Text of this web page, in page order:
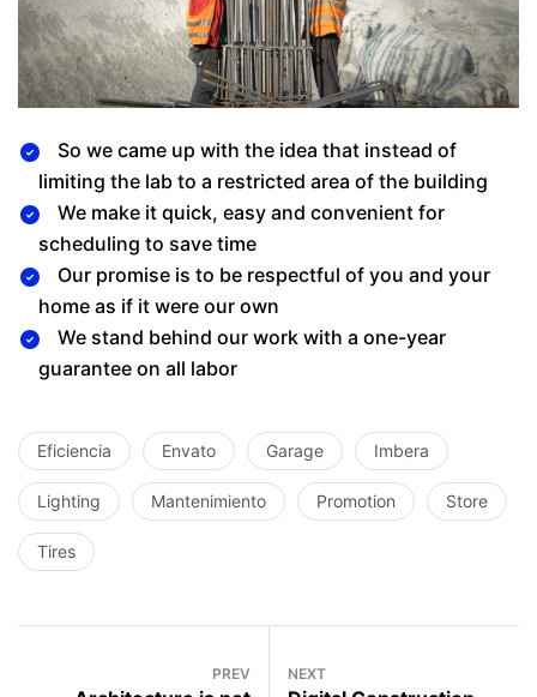
So we came up with the idea that instead of
limiting the lab to a restricted area of ​​the building
We make it quick, easy and convenient for
scheduling to save time
Our promise is to be respectful of you and your
home as if it were our own
We stand behind our work with a one-year
guarantee on all labor
Eficiencia Envato Garage Imbera
Lighting Mantenimiento Promotion Store
Tires
PREV NEXT